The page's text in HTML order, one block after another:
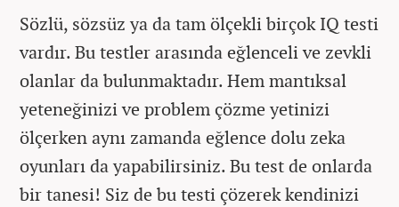
Sözlü, sözsüz ya da tam ölçekli birçok IQ testi
vardır. Bu testler arasında eğlenceli ve zevkli
olanlar da bulunmaktadır. Hem mantıksal
yeteneğinizi ve problem çözme yetinizi
ölçerken aynı zamanda eğlence dolu zeka
oyunları da yapabilirsiniz. Bu test de onlarda
bir tanesi! Siz de bu testi çözerek kendinizi